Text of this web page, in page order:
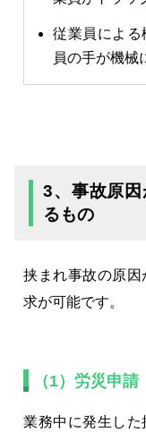
従業員による
員の手が機械
3、事故原
るもの
挟まれ事故の原
求が可能です。
（1）労災申請
業務中に発生した